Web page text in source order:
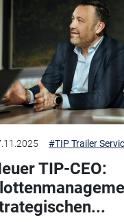
#TIP Trailer
TIP-CEO: